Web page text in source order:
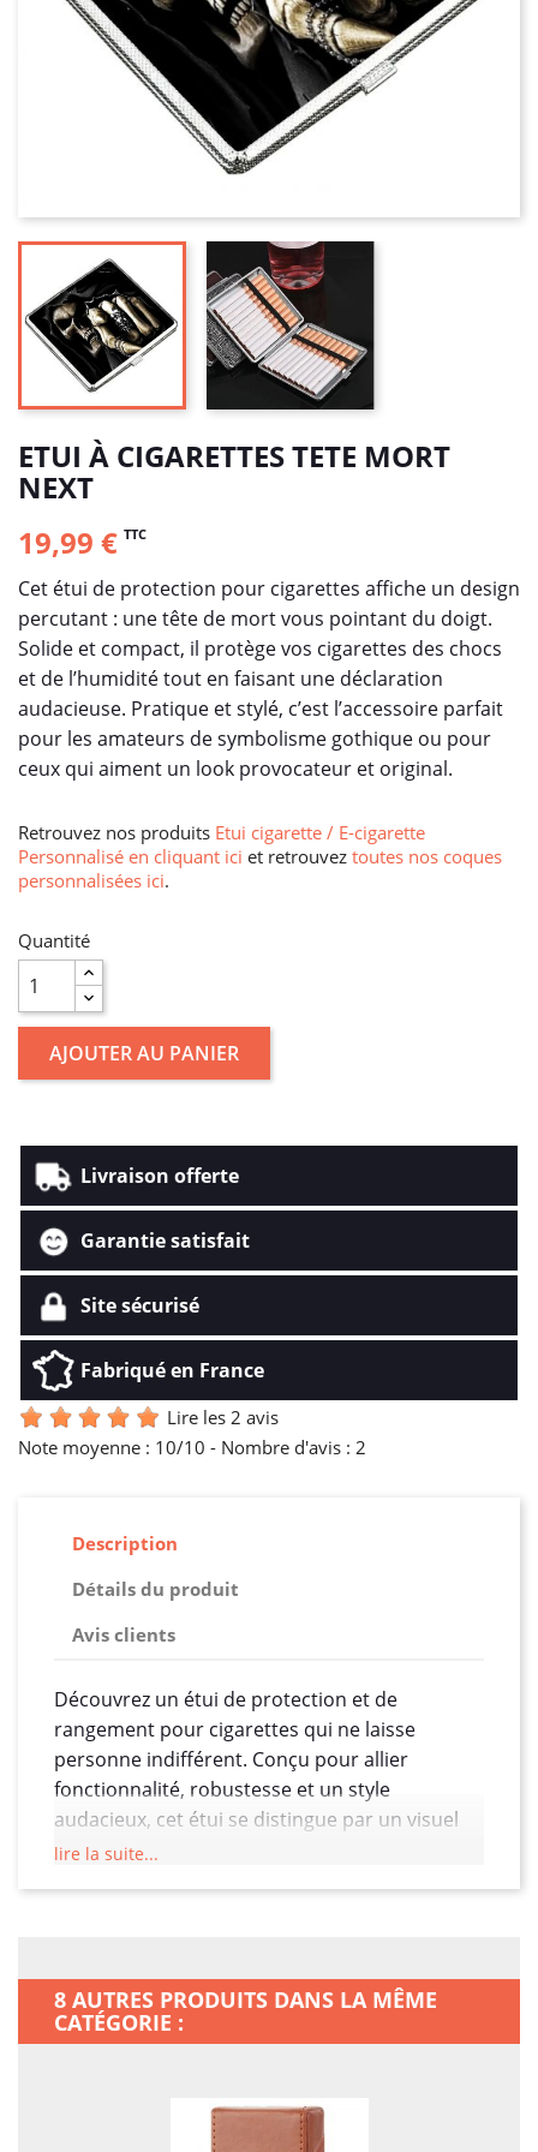
ETUI À CIGARETTES TETE MORT
NEXT
19,99 € TTC
Cet étui de protection pour cigarettes affiche un design
percutant : une tête de mort vous pointant du doigt.
Solide et compact, il protège vos cigarettes des chocs
et de l’humidité tout en faisant une déclaration
audacieuse. Pratique et stylé, c’est l’accessoire parfait
pour les amateurs de symbolisme gothique ou pour
ceux qui aiment un look provocateur et original.
Retrouvez nos produits Etui cigarette / E-cigarette
Personnalisé en cliquant ici et retrouvez toutes nos coques
personnalisées ici.
Quantité
AJOUTER AU PANIER
Livraison offerte
Garantie satisfait
Site sécurisé
Fabriqué en France
Lire les 2 avis
Note moyenne : 10/10 - Nombre d'avis : 2
Description
Détails du produit
Avis clients
Découvrez un étui de protection et de
rangement pour cigarettes qui ne laisse
personne indifférent. Conçu pour allier
fonctionnalité, robustesse et un style
audacieux, cet étui se distingue par un visuel
frappant et symbolique : une tête de mort
directe avec le regardeur, une sorte de défi
visuel où la mort elle-même semble s’adresser
Fabriqué avec des matériaux de haute qualité,
cet étui a été pensé pour résister aux aléas du
lire la suite...
8 AUTRES PRODUITS DANS LA MÊME
CATÉGORIE :